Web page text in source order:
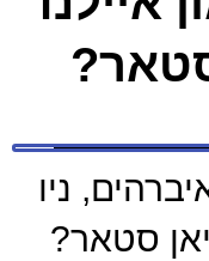
ניו
סטאר?